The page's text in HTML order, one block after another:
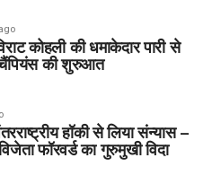
कोहली की धमाकेदार पारी से
की शुरुआत
हॉकी से लिया संन्यास –
फॉरवर्ड का गुरुमुखी विदा